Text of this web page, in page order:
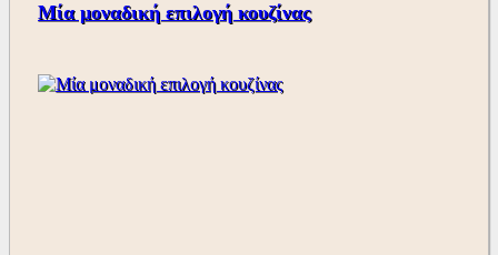
Μία μοναδική επιλογή κουζίνας